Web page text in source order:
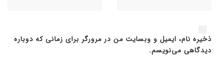
ذخیره نام، ایمیل و وبسایت من در مرورگر برای زمانی که دوباره
دیدگاهی می‌نویسم.